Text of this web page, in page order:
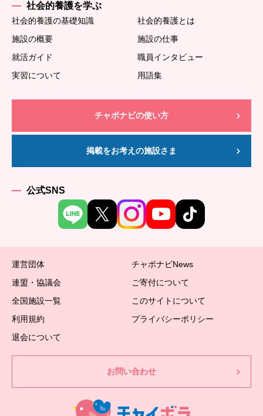
社会的養護を学ぶ
社会的養護の基礎知識
社会的養護とは
施設の概要
施設の仕事
就活ガイド
職員インタビュー
実習について
用語集
チャボナビの使い方
掲載をお考えの施設さま
公式SNS
運営団体
チャボナビNews
連盟・協議会
ご寄付について
全国施設一覧
このサイトについて
利用規約
プライバシーポリシー
退会について
お問い合わせ